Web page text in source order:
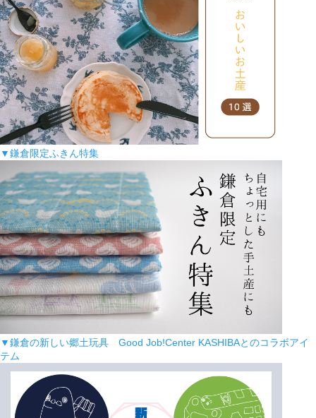
▼鎌倉限定ふきん特集
▼鎌倉の新しい郷土玩具 Good Job!Center KASHIBAとのコラボアイ
テム